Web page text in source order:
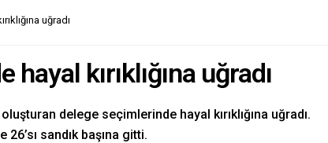
uğradı
kırıklığına uğradı
delege seçimlerinde hayal kırıklığına uğradı.
sandık başına gitti.